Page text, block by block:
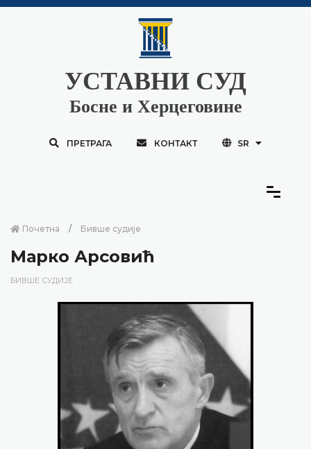
УСТАВНИ СУД
Босне и Херцеговине
ПРЕТРАГА КОНТАКТ SR
Почетна Бивше судије
Марко Арсовић
БИВШЕ СУДИЈЕ